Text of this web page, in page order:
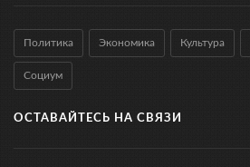
Политика Экономика Культура
Социум
ОСТАВАЙТЕСЬ НА СВЯЗИ